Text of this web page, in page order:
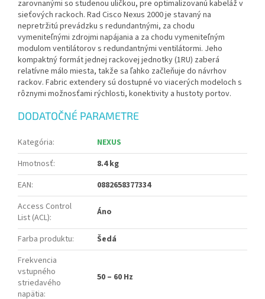
zarovnanými so studenou uličkou, pre optimalizovanú kabeláž v
sieťových rackoch. Rad Cisco Nexus 2000 je stavaný na
nepretržitú prevádzku s redundantnými, za chodu
vymeniteľnými zdrojmi napájania a za chodu vymeniteľným
modulom ventilátorov s redundantnými ventilátormi. Jeho
kompaktný formát jednej rackovej jednotky (1RU) zaberá
relatívne málo miesta, takže sa ľahko začleňuje do návrhov
rackov. Fabric extendery sú dostupné vo viacerých modeloch s
rôznymi možnosťami rýchlosti, konektivity a hustoty portov.
DODATOČNÉ PARAMETRE
Kategória:
NEXUS
Hmotnosť:
8.4 kg
EAN:
0882658377334
Access Control
List (ACL): Áno
Farba produktu:
Šedá
Frekvencia
vstupného
striedavého
napätia:
50 – 60 Hz